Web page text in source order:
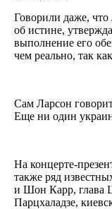
Говорили даже,
об истине,
выполнение его
чем реально, так
Сам Ларсон
Еще ни один
На концерте-
также ряд
и Шон Карр, глава
Парцхаладзе,